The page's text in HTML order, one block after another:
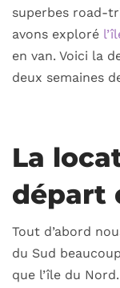
superbes road-
avons exploré
en van. Voici la
deux semaines
La
départ
Tout d’abord
du Sud
que l’île du